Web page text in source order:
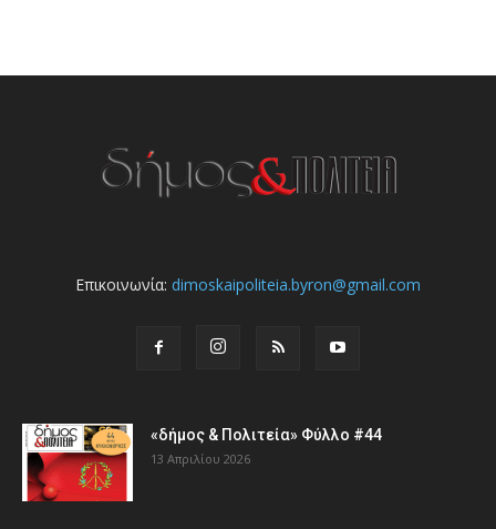
Επικοινωνία: dimoskaipoliteia.byron@gmail.com
«δήμος & Πολιτεία» Φύλλο #44
13 Απριλίου 2026